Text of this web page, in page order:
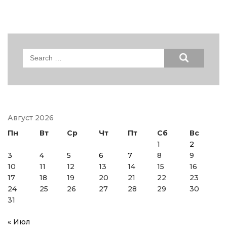
Search
Август 2026
Пн
Вт Ср Чт Пт Сб
Вс
1
2
3
4 5 6 7 8
9
10
11 12 13 14 15
16
17
18 19 20 21 22
23
24
25 26 27 28 29
30
31
« Июл